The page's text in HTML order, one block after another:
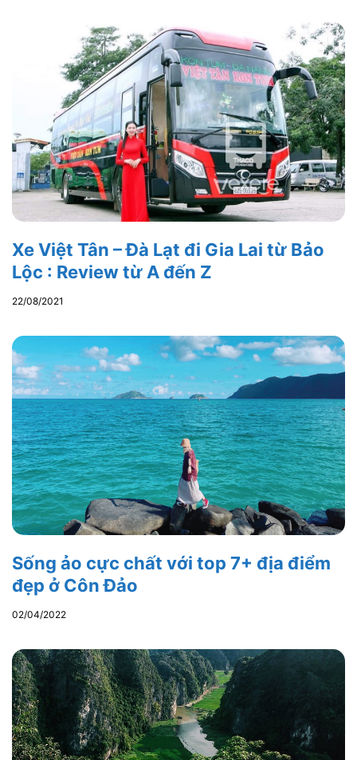
Xe Việt Tân – Đà Lạt đi Gia Lai từ Bảo
Lộc : Review từ A đến Z
22/08/2021
Sống ảo cực chất với top 7+ địa điểm
đẹp ở Côn Đảo
02/04/2022